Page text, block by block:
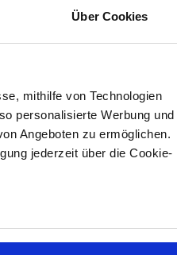
Über Cookies
mithilfe von Technologien
personalisierte Werbung und
Angeboten zu ermöglichen.
jederzeit über die Cookie-
sein können